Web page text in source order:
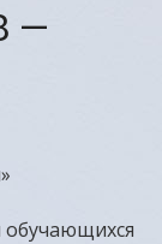
—
обучающихся